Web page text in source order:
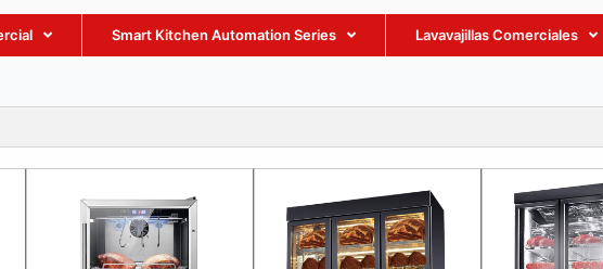
Smart Kitchen Automation Series Lavavajillas Comerciales